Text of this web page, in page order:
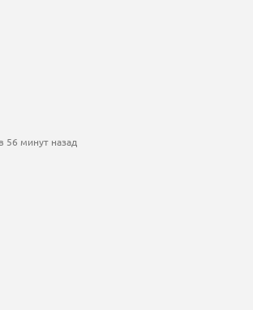
56 минут назад